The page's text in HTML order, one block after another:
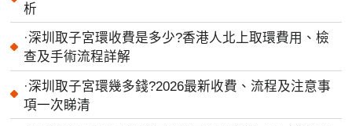
析
·深圳取子宮環收費是多少?香港人北上取環費用、檢
查及手術流程詳解
·深圳取子宮環幾多錢?2026最新收費、流程及注意事
項一次睇清